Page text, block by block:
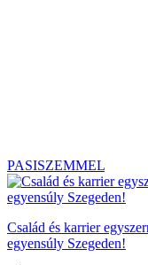
PASISZEMMEL
Család és karrier
egyensúly Szegeden!